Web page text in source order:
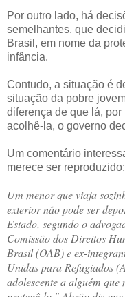
Por outro lado, há
semelhantes, que
Brasil, em nome da
infância.
Contudo, a situação é
situação da pobre
diferença de que lá,
acolhê-la, o governo
Um comentário
merece ser reproduzido:
Um menor que viaja
exterior não pode ser
Estado, segundo o
Comissão dos Direitos
Brasil (OAB) e ex-
Unidas para Refugiados
adolescente a alguém que